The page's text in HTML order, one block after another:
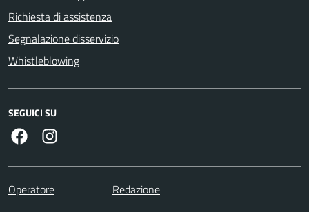
Richiesta di assistenza
Segnalazione disservizio
Whistleblowing
SEGUICI SU
Facebook
Operatore Redazione